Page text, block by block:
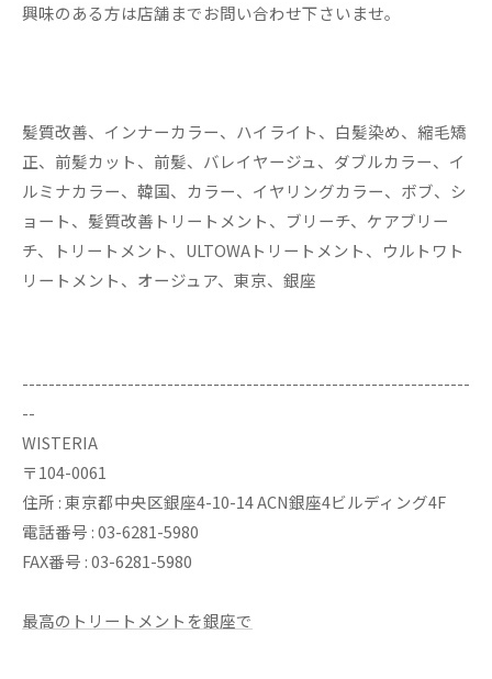
興味のある方は店舗までお問い合わせ下さいませ。
髪質改善、インナーカラー、ハイライト、白髪染め、縮毛矯
正、前髪カット、前髪、バレイヤージュ、ダブルカラー、イ
ルミナカラー、韓国、カラー、イヤリングカラー、ボブ、シ
ョート、髪質改善トリートメント、ブリーチ、ケアブリー
チ、トリートメント、ULTOWAトリートメント、ウルトワト
リートメント、オージュア、東京、銀座
--------------------------------------------------------------------
--
WISTERIA
〒104-0061
住所 : 東京都中央区銀座4-10-14 ACN銀座4ビルディング4F
電話番号 : 03-6281-5980
FAX番号 : 03-6281-5980
最高のトリートメントを銀座で